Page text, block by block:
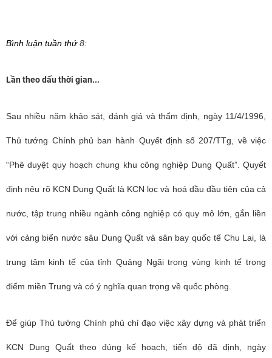
Bình luận tuần thứ8:
Lần theo dấu thời gian...
Sau nhiều năm khảo sát, đánh giá và thẩm định, ngày 11/4/1996,
Thủ tướng Chính phủ ban hành Quyết định số 207/TTg, về việc
“Phê duyệt quy hoạch chung khu công nghiệp Dung Quất”. Quyết
định nêu rõ KCN Dung Quất là KCN lọc và hoá dầu đầu tiên của cả
nước, tập trung nhiều ngành công nghiệp có quy mô lớn, gắn liền
với cảng biển nước sâu Dung Quất và sân bay quốc tế Chu Lai, là
trung tâm kinh tế của tỉnh Quảng Ngãi trong vùng kinh tế trọng
điểm miền Trung và có ý nghĩa quan trọng về quốc phòng.
Để giúp Thủ tướng Chính phủ chỉ đạo việc xây dựng và phát triển
KCN Dung Quất theo đúng kế hoạch, tiến độ đã định, ngày